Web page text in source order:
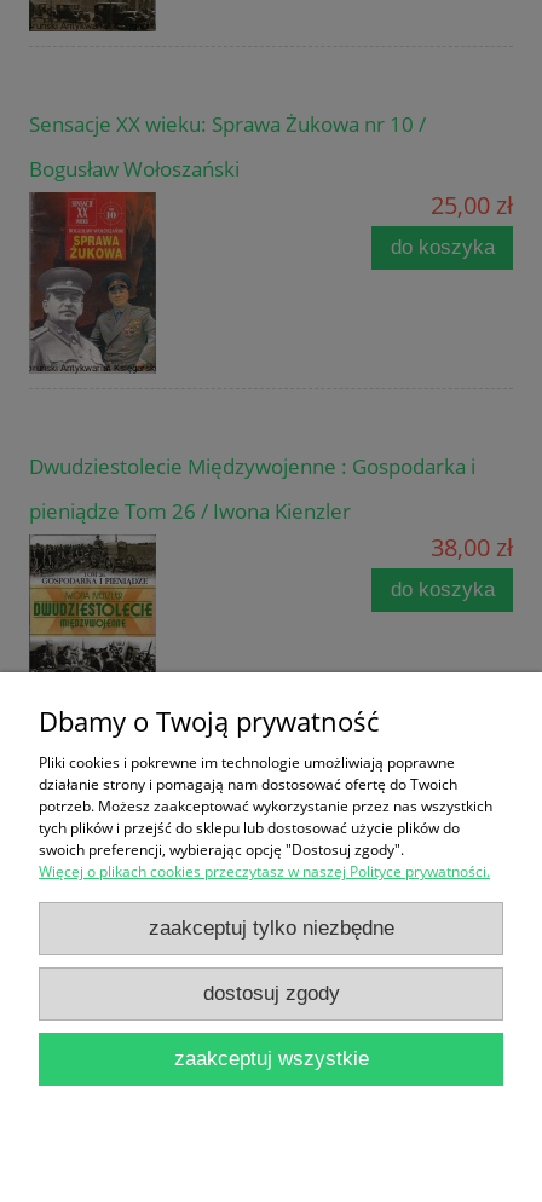
Sensacje XX wieku: Sprawa Żukowa nr 10 /
Bogusław Wołoszański
25,00 zł
do koszyka
Dwudziestolecie Międzywojenne : Gospodarka i
pieniądze Tom 26 / Iwona Kienzler
38,00 zł
do koszyka
Historia Polski 1914-2005 / Wojciech Roszkowski
do koszyka
Dbamy o Twoją prywatność
Pliki cookies i pokrewne im technologie umożliwiają poprawne
działanie strony i pomagają nam dostosować ofertę do Twoich
potrzeb. Możesz zaakceptować wykorzystanie przez nas wszystkich
tych plików i przejść do sklepu lub dostosować użycie plików do
swoich preferencji, wybierając opcję "Dostosuj zgody".
Więcej o plikach cookies przeczytasz w naszej Polityce prywatności.
zaakceptuj tylko niezbędne
dostosuj zgody
zaakceptuj wszystkie